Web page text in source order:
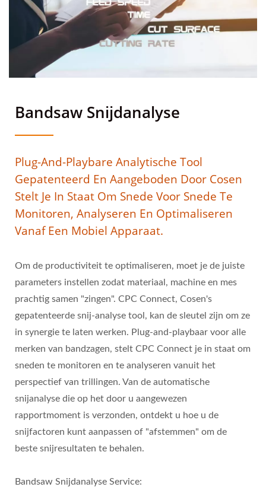
Automatiseringsapparatuur
Voor Efficiënte Productie
Bandsaw Snijdanalyse
Plug-And-Playbare Analytische Tool
Gepatenteerd En Aangeboden Door Cosen
Stelt Je In Staat Om Snede Voor Snede Te
Monitoren, Analyseren En Optimaliseren
Vanaf Een Mobiel Apparaat.
Om de productiviteit te optimaliseren, moet je de juiste
parameters instellen zodat materiaal, machine en mes
prachtig samen "zingen". CPC Connect, Cosen's
gepatenteerde snij-analyse tool, kan de sleutel zijn om ze
in synergie te laten werken. Plug-and-playbaar voor alle
merken van bandzagen, stelt CPC Connect je in staat om
sneden te monitoren en te analyseren vanuit het
perspectief van trillingen. Van de automatische
snijanalyse die op het door u aangewezen
rapportmoment is verzonden, ontdekt u hoe u de
snijfactoren kunt aanpassen of "afstemmen" om de
beste snijresultaten te behalen.
Bandsaw Snijdanalyse Service: